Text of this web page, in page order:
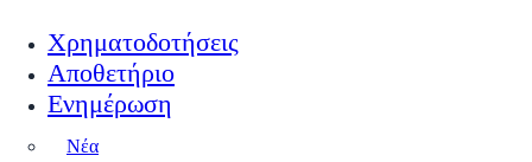
Χρηματοδοτήσεις
Αποθετήριο
Ενημέρωση
Νέα